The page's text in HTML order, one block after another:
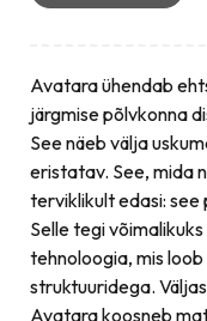
Avatara ühendab
järgmise põlvkonna
See näeb välja
eristatav. See, mida
terviklikult edasi: see
Selle tegi
tehnoloogia, mis
struktuuridega.
Avatara koosneb